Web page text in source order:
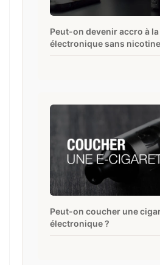
Peut-on devenir accro à
électronique sans
Peut-on coucher une
électronique ?